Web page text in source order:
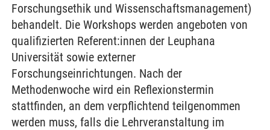
Forschungsethik und Wissenschaftsmanagement)
behandelt. Die Workshops werden angeboten von
qualifizierten Referent:innen der Leuphana
Universität sowie externer
Forschungseinrichtungen. Nach der
Methodenwoche wird ein Reflexionstermin
stattfinden, an dem verpflichtend teilgenommen
werden muss, falls die Lehrveranstaltung im